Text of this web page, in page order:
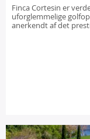
Finca Cortesin er
uforglemmelige
anerkendt af det